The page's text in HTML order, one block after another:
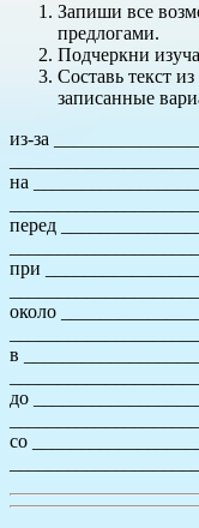
Запиши все
предлогами.
Подчеркни
Составь текст
записанные
из-за
на
перед
при
около
в
до
со